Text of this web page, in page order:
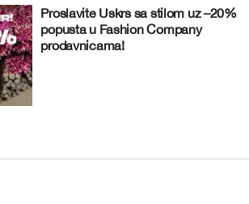
Proslavite Uskrs sa stilom uz –20%
popusta u Fashion Company
prodavnicama!